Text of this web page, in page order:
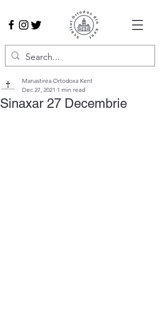
Sinaxar 27 Decembrie
Manastirea Ortodoxa Kent
Dec 27, 2021 1 min read